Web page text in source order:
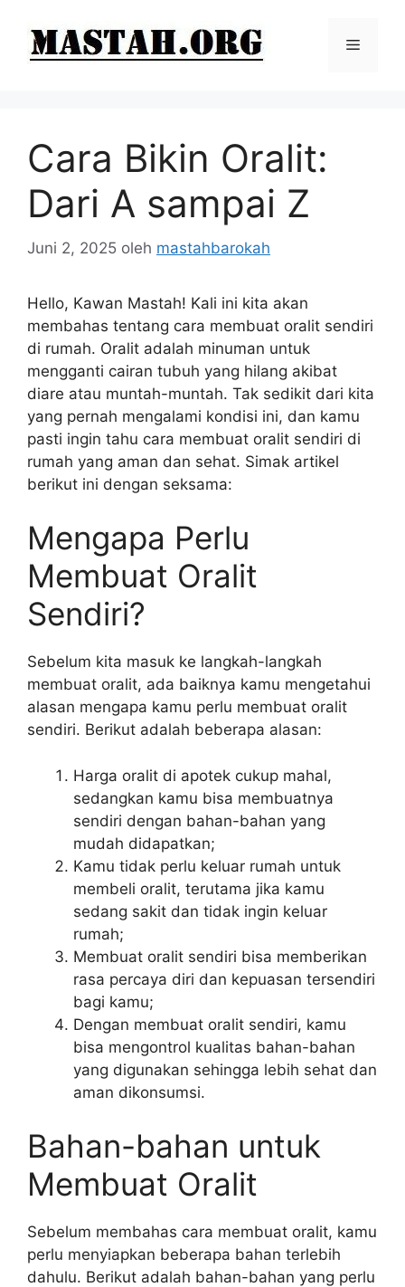
Menu
Cara Bikin Oralit:
Dari A sampai Z
Juni 2, 2025 oleh mastahbarokah
Hello, Kawan Mastah! Kali ini kita akan
membahas tentang cara membuat oralit sendiri
di rumah. Oralit adalah minuman untuk
mengganti cairan tubuh yang hilang akibat
diare atau muntah-muntah. Tak sedikit dari kita
yang pernah mengalami kondisi ini, dan kamu
pasti ingin tahu cara membuat oralit sendiri di
rumah yang aman dan sehat. Simak artikel
berikut ini dengan seksama:
Mengapa Perlu
Membuat Oralit
Sendiri?
Sebelum kita masuk ke langkah-langkah
membuat oralit, ada baiknya kamu mengetahui
alasan mengapa kamu perlu membuat oralit
sendiri. Berikut adalah beberapa alasan:
Harga oralit di apotek cukup mahal,
sedangkan kamu bisa membuatnya
sendiri dengan bahan-bahan yang
mudah didapatkan;
Kamu tidak perlu keluar rumah untuk
membeli oralit, terutama jika kamu
sedang sakit dan tidak ingin keluar
rumah;
Membuat oralit sendiri bisa memberikan
rasa percaya diri dan kepuasan tersendiri
bagi kamu;
Dengan membuat oralit sendiri, kamu
bisa mengontrol kualitas bahan-bahan
yang digunakan sehingga lebih sehat dan
aman dikonsumsi.
Bahan-bahan untuk
Membuat Oralit
Sebelum membahas cara membuat oralit, kamu
perlu menyiapkan beberapa bahan terlebih
dahulu. Berikut adalah bahan-bahan yang perlu